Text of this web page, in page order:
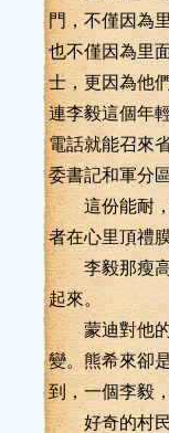
門，不僅因為
也不僅因為里
士，更因為他
連李毅這個年
電話就能召來
委書記和軍分
這份能耐，
者在心里頂禮
李毅那瘦高
起來。
蒙迪對他的
變。熊希來卻
到，一個李毅
好奇的村民